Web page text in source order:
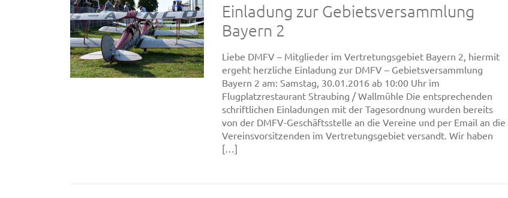
Einladung zur Gebietsversammlung
Bayern 2
Liebe DMFV – Mitglieder im Vertretungsgebiet Bayern 2, hiermit
ergeht herzliche Einladung zur DMFV – Gebietsversammlung
Bayern 2 am: Samstag, 30.01.2016 ab 10:00 Uhr im
Flugplatzrestaurant Straubing / Wallmühle Die entsprechenden
schriftlichen Einladungen mit der Tagesordnung wurden bereits
von der DMFV-Geschäftsstelle an die Vereine und per Email an die
Vereinsvorsitzenden im Vertretungsgebiet versandt. Wir haben
[…]